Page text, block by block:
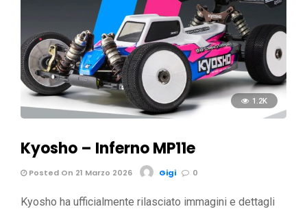
1.2K
Kyosho – Inferno MP11e
Posted On 21 Marzo 2026 Gigi 0
Kyosho ha ufficialmente rilasciato immagini e dettagli